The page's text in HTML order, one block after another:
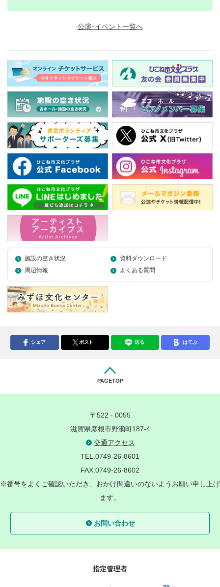
公演･イベント一覧へ
施設の空き状況
資料ダウンロード
周辺情報
よくある質問
シェア ポスト 送る はてぶ
PAGETOP
〒522 - 0055
滋賀県彦根市野瀬町187-4
交通アクセス
TEL.0749-26-8601
FAX.0749-26-8602
※番号をよくご確認いただき、おかけ間違いのないようお願い申し上げ
ます。
お問い合わせ
指定管理者